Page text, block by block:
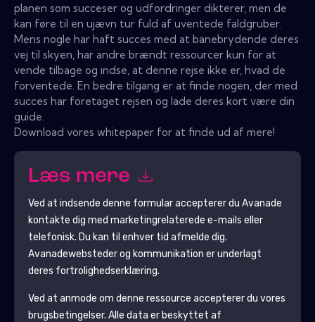
planen som succeser og udfordringer dikterer, men de
kan føre til en ujævn tur fuld af uventede faldgruber.
Mens nogle har haft succes med at banebrydende deres
vej til skyen, har andre brændt ressourcer kun for at
vende tilbage og indse, at denne rejse ikke er, hvad de
forventede. En bedre tilgang er at finde nogen, der med
succes har foretaget rejsen og lade deres kort være din
guide.
Download vores whitepaper for at finde ud af mere!
Læs mere
Ved at indsende denne formular accepterer du Avanade
kontakte dig med marketingrelaterede e-mails eller
telefonisk. Du kan til enhver tid afmelde dig.
Avanadewebsteder og kommunikation er underlagt
deres fortrolighedserklæring.
Ved at anmode om denne ressource accepterer du vores
brugsbetingelser. Alle data er beskyttet af